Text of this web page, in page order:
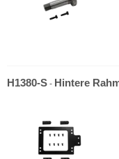
H1380-S - Hintere